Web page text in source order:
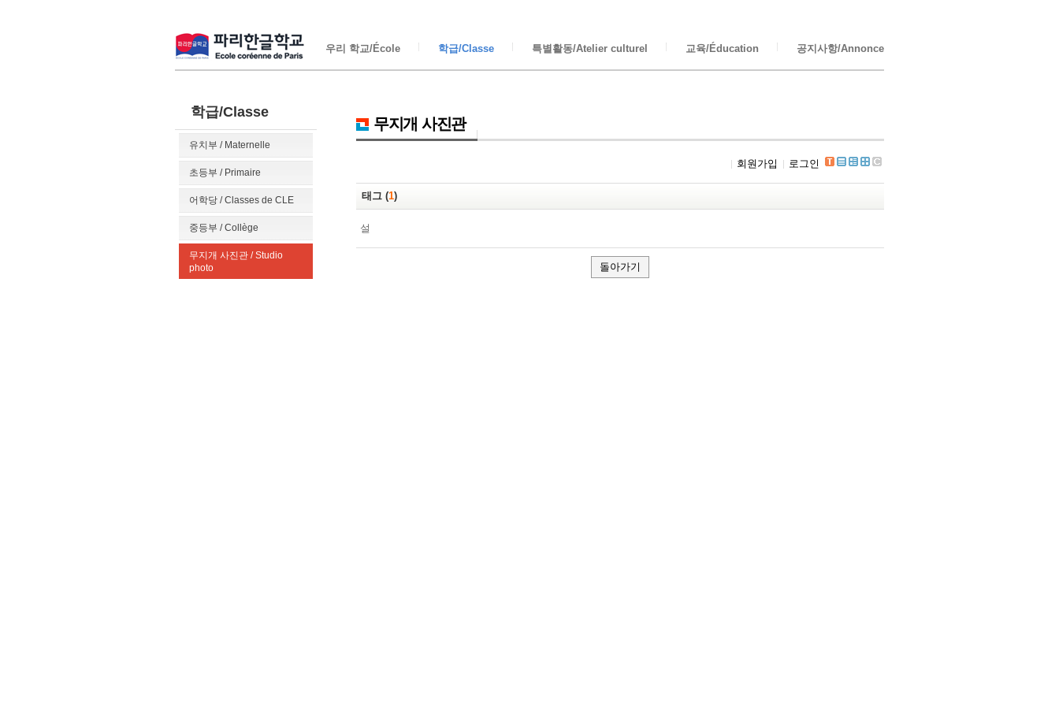
우리 학교/École 학급/Classe 특별활동/Atelier culturel 교육/Éducation 공지사항/Annonce
학급/Classe
유치부 / Maternelle
초등부 / Primaire
어학당 / Classes de CLE
중등부 / Collège
무지개 사진관 / Studio
photo
무지개 사진관
회원가입 로그인
태그 (1)
설
돌아가기